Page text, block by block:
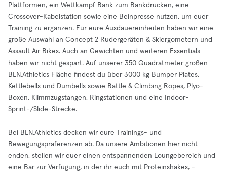
Plattformen, ein Wettkampf Bank zum Bankdrücken, eine
Crossover-Kabelstation sowie eine Beinpresse nutzen, um euer
Training zu ergänzen. Für eure Ausdauereinheiten haben wir eine
große Auswahl an Concept 2 Rudergeräten & Skiergometern und
Assault Air Bikes. Auch an Gewichten und weiteren Essentials
haben wir nicht gespart. Auf unserer 350 Quadratmeter großen
BLN.Athletics Fläche findest du über 3000 kg Bumper Plates,
Kettlebells und Dumbells sowie Battle & Climbing Ropes, Plyo-
Boxen, Klimmzugstangen, Ringstationen und eine Indoor-
Sprint-/Slide-Strecke.
Bei BLN.Athletics decken wir eure Trainings- und
Bewegungspräferenzen ab. Da unsere Ambitionen hier nicht
enden, stellen wir euer einen entspannenden Loungebereich und
eine Bar zur Verfügung, in der ihr euch mit Proteinshakes, -